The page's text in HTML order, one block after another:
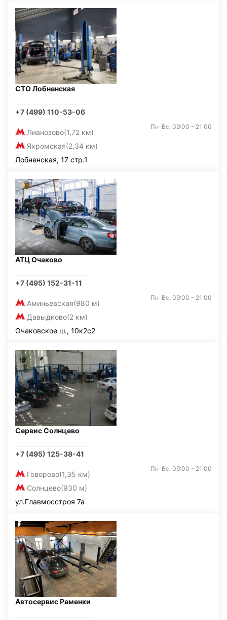
СТО Лобненская
+7 (499) 110-53-06
Лианозово(1,72 км)
Яхромская(2,34 км)
Пн-Вс: 09:00 - 21:00
Лобненская, 17 стр.1
АТЦ Очаково
+7 (495) 152-31-11
Аминьевская(980 м)
Давыдково(2 км)
Пн-Вс: 09:00 - 21:00
Очаковское ш., 10к2с2
Сервис Солнцево
+7 (495) 125-38-41
Говорово(1,35 км)
Солнцево(930 м)
Пн-Вс: 09:00 - 21:00
ул.Главмосстроя 7а
Автосервис Раменки